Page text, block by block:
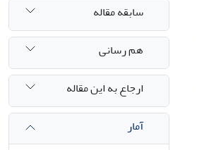
سابقه مقاله
هم رسانی
ارجاع به این مقاله
آمار